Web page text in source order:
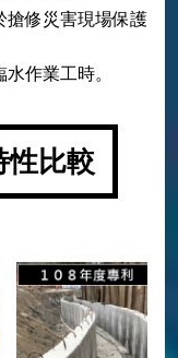
搶修災害現場保護
作業工時。
性比較